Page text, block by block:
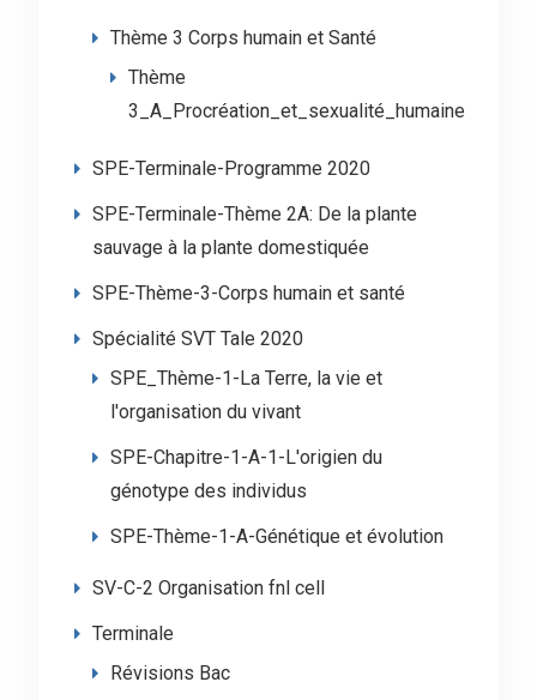
Thème 3 Corps humain et Santé
Thème
3_A_Procréation_et_sexualité_humaine
SPE-Terminale-Programme 2020
SPE-Terminale-Thème 2A: De la plante
sauvage à la plante domestiquée
SPE-Thème-3-Corps humain et santé
Spécialité SVT Tale 2020
SPE_Thème-1-La Terre, la vie et
l'organisation du vivant
SPE-Chapitre-1-A-1-L'origien du
génotype des individus
SPE-Thème-1-A-Génétique et évolution
SV-C-2 Organisation fnl cell
Terminale
Révisions Bac